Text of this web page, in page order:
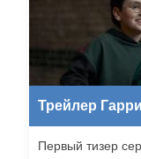
Трейлер
Первый тизер